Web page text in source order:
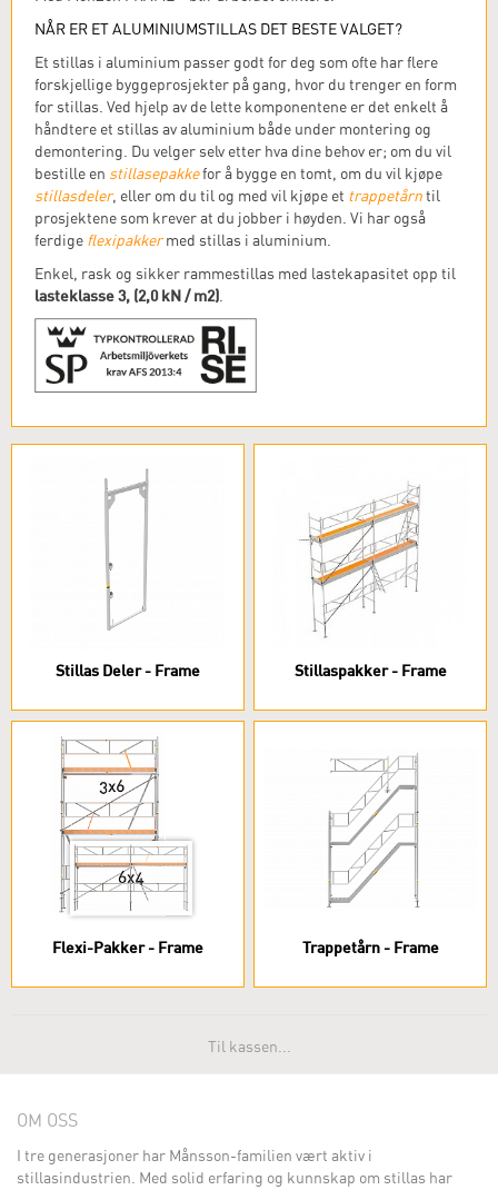
NÅR ER ET ALUMINIUMSTILLAS DET BESTE VALGET?
Et stillas i aluminium passer godt for deg som ofte har flere
forskjellige byggeprosjekter på gang, hvor du trenger en form
for stillas. Ved hjelp av de lette komponentene er det enkelt å
håndtere et stillas av aluminium både under montering og
demontering. Du velger selv etter hva dine behov er; om du vil
bestille en stillasepakkefor å bygge en tomt, om du vil kjøpe
stillasdeler, eller om du til og med vil kjøpe et trappetårntil
prosjektene som krever at du jobber i høyden. Vi har også
ferdige flexipakkermed stillas i aluminium.
Enkel, rask og sikker rammestillas med lastekapasitet opp til
lasteklasse 3, (2,0 kN / m2).
Stillas Deler - Frame Stillaspakker - Frame
Flexi-Pakker - Frame Trappetårn - Frame
Til kassen...
OM OSS
I tre generasjoner har Månsson-familien vært aktiv i
stillasindustrien. Med solid erfaring og kunnskap om stillas har